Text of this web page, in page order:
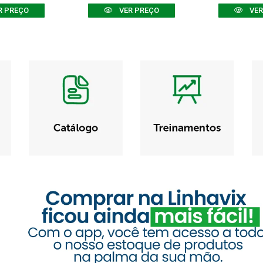
PREÇO VER PREÇO